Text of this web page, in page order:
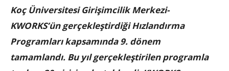
Koç Üniversitesi Girişimcilik Merkezi-
KWORKS’ün gerçekleştirdiği Hızlandırma
Programları kapsamında 9. dönem
tamamlandı. Bu yıl gerçekleştirilen programla